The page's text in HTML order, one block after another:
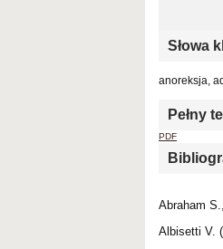
Słowa
anoreksja,
Pełny
PDF
Abraham
Albisetti V.